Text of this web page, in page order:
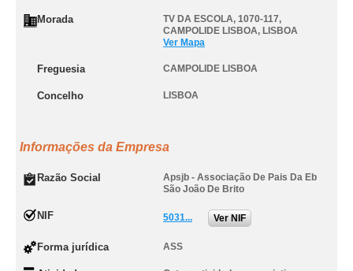
Morada TV DA ESCOLA, 1070-117,
CAMPOLIDE LISBOA, LISBOA
Ver Mapa
Freguesia CAMPOLIDE LISBOA
Concelho LISBOA
Informações da Empresa
Razão Social
Apsjb - Associação De Pais Da Eb
São João De Brito
NIF 5031... Ver NIF
Forma jurídica ASS